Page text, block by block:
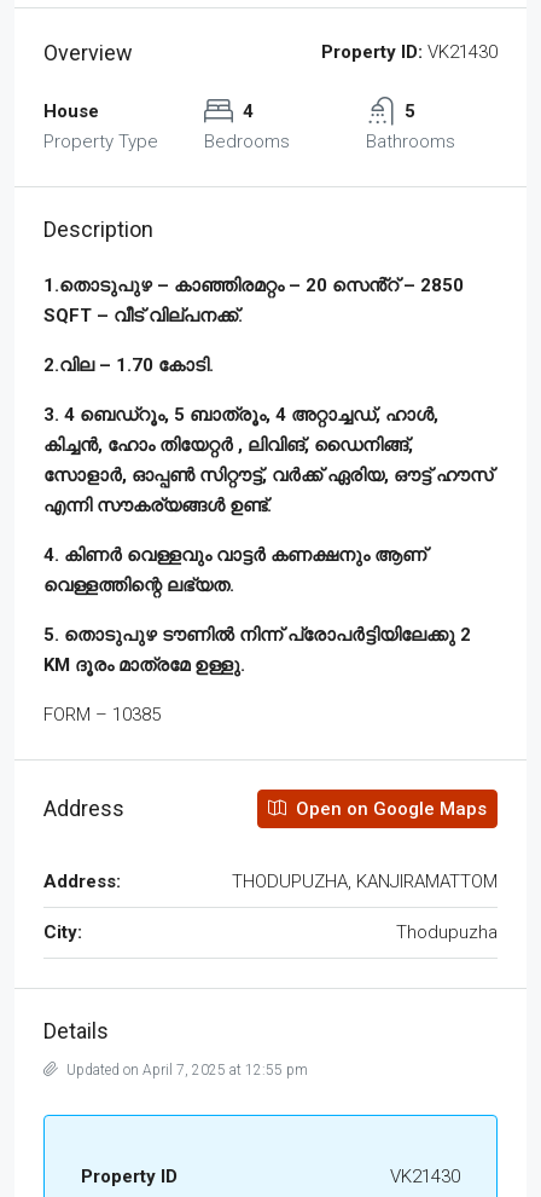
Overview Property ID: VK21430
House
Property Type
4
Bedrooms
5
Bathrooms
Description
1.തൊടുപുഴ – കാഞ്ഞിരമറ്റം – 20 സെൻ്റ് – 2850
SQFT – വീട് വില്പനക്ക്.
2.വില – 1.70 കോടി.
3. 4 ബെഡ്‌റൂം, 5 ബാത്രൂം, 4 അറ്റാച്ചഡ്, ഹാൾ,
കിച്ചൻ, ഹോം തിയേറ്റർ , ലിവിങ്, ഡൈനിങ്ങ്,
സോളാർ, ഓപ്പൺ സിറ്റൗട്ട്, വർക്ക് ഏരിയ, ഔട്ട് ഹൗസ്
എന്നി സൗകര്യങ്ങൾ ഉണ്ട്.
4. കിണർ വെള്ളവും വാട്ടർ കണക്ഷനും ആണ്
വെള്ളത്തിന്റെ ലഭ്യത.
5. തൊടുപുഴ ടൗണിൽ നിന്ന് പ്രോപർട്ടിയിലേക്കു 2
KM ദൂരം മാത്രമേ ഉള്ളു.
FORM – 10385
Address Open on Google Maps
Address: THODUPUZHA, KANJIRAMATTOM
City: Thodupuzha
Details
Updated on April 7, 2025 at 12:55 pm
Property ID VK21430